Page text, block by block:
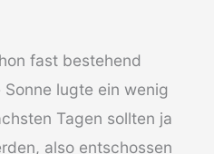
fast bestehend
lugte ein wenig
Tagen sollten ja
also entschossen